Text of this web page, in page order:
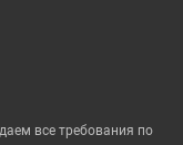
все требования по